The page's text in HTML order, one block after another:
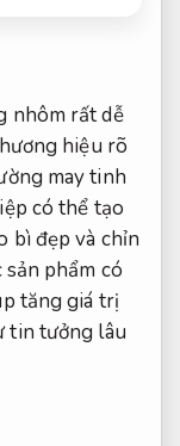
nhôm rất dễ
hiệu rõ
may tinh
có thể tạo
bì đẹp và chỉn
sản phẩm có
tăng giá trị
tin tưởng lâu